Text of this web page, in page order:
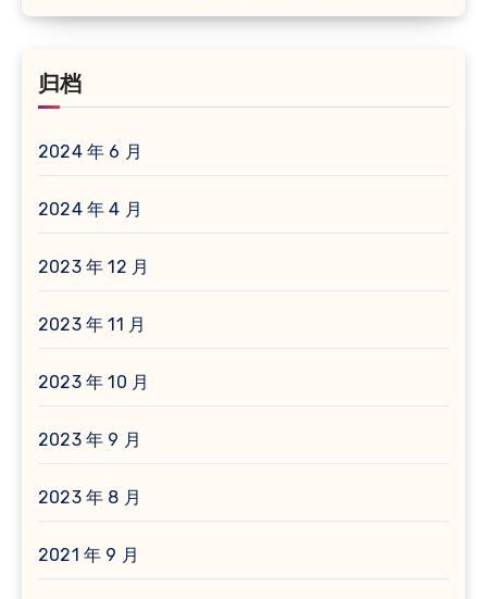
归档
2024 年 6 月
2024 年 4 月
2023 年 12 月
2023 年 11 月
2023 年 10 月
2023 年 9 月
2023 年 8 月
2021 年 9 月